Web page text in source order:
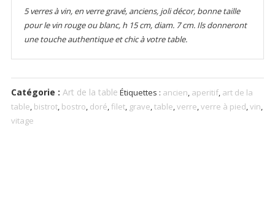
5 verres à vin, en verre gravé, anciens, joli décor, bonne taille
pour le vin rouge ou blanc, h 15 cm, diam. 7 cm. Ils donneront
une touche authentique et chic à votre table.
Catégorie : Art de la table Étiquettes : ancien, aperitif, art de la
table, bistrot, bostro, doré,filet, grave,table,verre,verre à pied,vin,
vitage